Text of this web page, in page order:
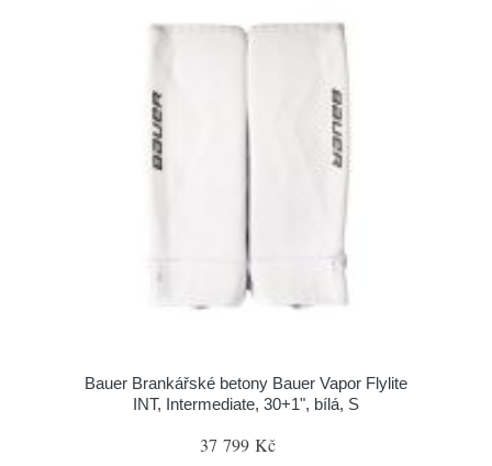
Bauer Brankářské betony Bauer Vapor Flylite
INT, Intermediate, 30+1", bílá, S
37 799 Kč